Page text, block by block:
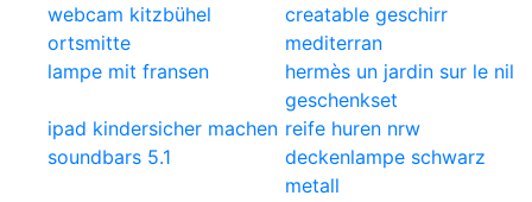
webcam kitzbühel
ortsmitte
creatable geschirr
mediterran
lampe mit fransen
hermès un jardin sur le nil
geschenkset
ipad kindersicher machen reife huren nrw
soundbars 5.1
deckenlampe schwarz
metall